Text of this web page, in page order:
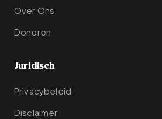
Over Ons
Doneren
Juridisch
Privacybeleid
Disclaimer